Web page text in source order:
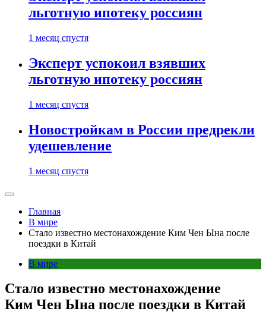
льготную ипотеку россиян
1 месяц спустя
Эксперт успокоил взявших
льготную ипотеку россиян
1 месяц спустя
Новостройкам в России предрекли
удешевление
1 месяц спустя
Главная
В мире
Стало известно местонахождение Ким Чен Ына после
поездки в Китай
В мире
Стало известно местонахождение
Ким Чен Ына после поездки в Китай